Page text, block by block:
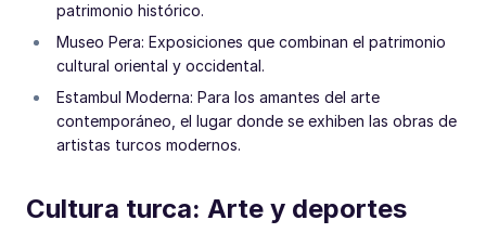
patrimonio histórico.
Museo Pera: Exposiciones que combinan el patrimonio
cultural oriental y occidental.
Estambul Moderna: Para los amantes del arte
contemporáneo, el lugar donde se exhiben las obras de
artistas turcos modernos.
Cultura turca: Arte y deportes